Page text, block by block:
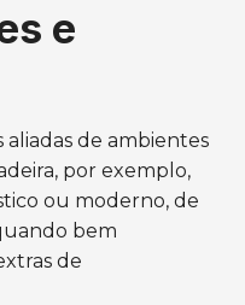
e
aliadas de ambientes
por exemplo,
ou moderno, de
bem
de